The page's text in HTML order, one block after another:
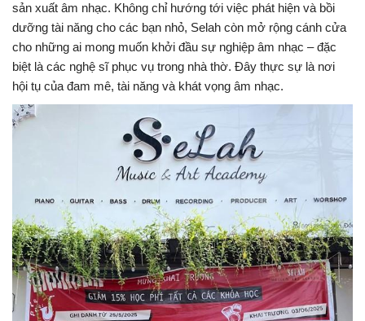
sản xuất âm nhạc. Không chỉ hướng tới việc phát hiện và bồi
dưỡng tài năng cho các bạn nhỏ, Selah còn mở rộng cánh cửa
cho những ai mong muốn khởi đầu sự nghiệp âm nhạc – đặc
biệt là các nghệ sĩ phục vụ trong nhà thờ. Đây thực sự là nơi
hội tụ của đam mê, tài năng và khát vọng âm nhạc.